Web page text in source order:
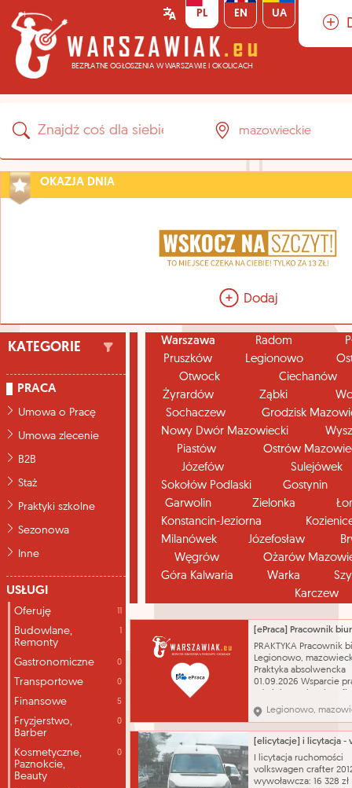
BEZPŁATNE OGŁOSZENIA W WARSZAWIE I OKOLICACH
PL EN UA
OKAZJA DNIA
Dodaj
KATEGORIE
PRACA
Umowa o Pracę
Umowa zlecenie
B2B
Staż
Praktyki szkolne
Sezonowa
Inne
USŁUGI
Oferuję
Budowlane,
Remonty
Gastronomiczne 0
Transportowe 0
Finansowe 5
Fryzjerstwo,
Barber
0
Kosmetyczne,
Paznokcie,
Beauty
0
Warszawa Radom
Pruszków
Legionowo
Otwock
Ciechanów
Żyrardów
Ząbki
Sochaczew
Grodzisk
Nowy Dwór Mazowiecki
Piastów
Ostrów
Józefów
Sulejówek
Sokołów Podlaski
Gostynin
Garwolin
Zielonka
Konstancin-Jeziorna
Milanówek
Józefosław
Węgrów
Ożarów
Góra Kalwaria
Warka
Karczew
[ePraca] Pracownik
PRAKTYKA Pracownik
Legionowo,
Praktyka absolwencka
01.09.2026 Wsparcie
dziale księgowym,
technologicznym,
digitalizacja
obsługa urządzeń
takich jak drukarki,
kserokopiarki, skanery;
przyjmowanie i
Legionowo,
I licytacja ruchomości
volkswagen crafter
wywoławcza: 16 328 zł